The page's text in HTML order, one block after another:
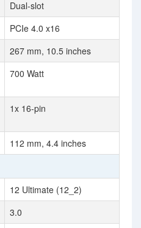
Dual-slot
PCIe 4.0 x16
267 mm, 10.5 inches
700 Watt
1x 16-pin
112 mm, 4.4 inches
12 Ultimate (12_2)
3.0